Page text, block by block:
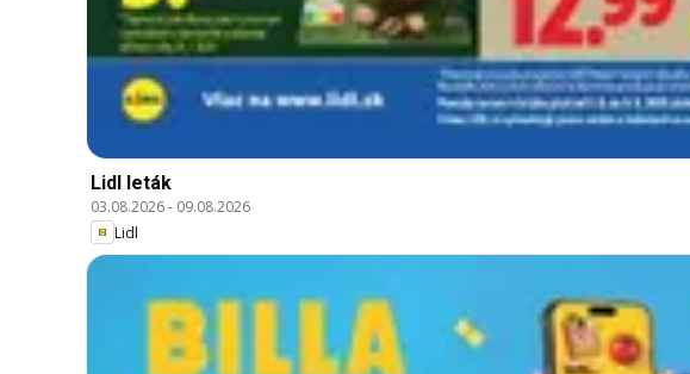
Lidl leták
03.08.2026- 09.08.2026
Lidl